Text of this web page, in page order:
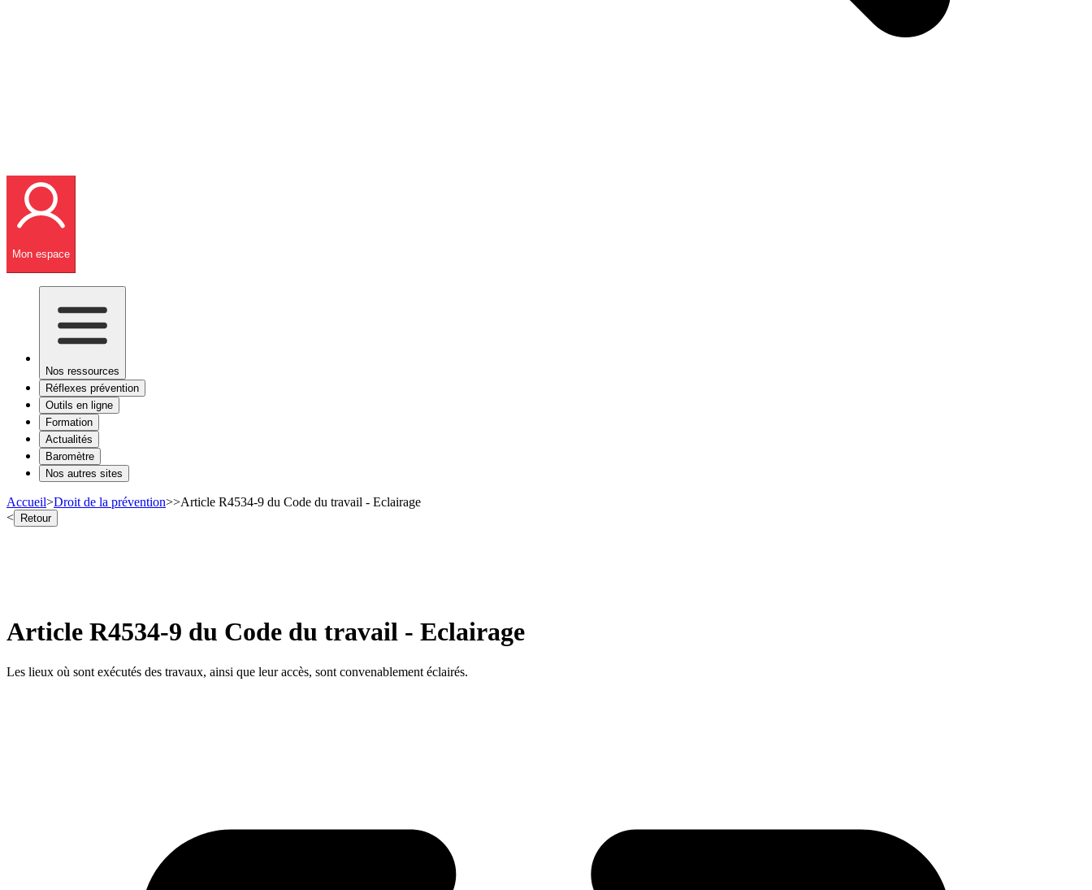
Mon espace
Nos ressources
Réflexes prévention
Outils en ligne
Formation
Actualités
Baromètre
Nos autres sites
Accueil>Droit de la prévention>>Article R4534-9 du Code du travail - Eclairage
< Retour
Article R4534-9 du Code du travail - Eclairage
Les lieux où sont exécutés des travaux, ainsi que leur accès, sont convenablement éclairés.